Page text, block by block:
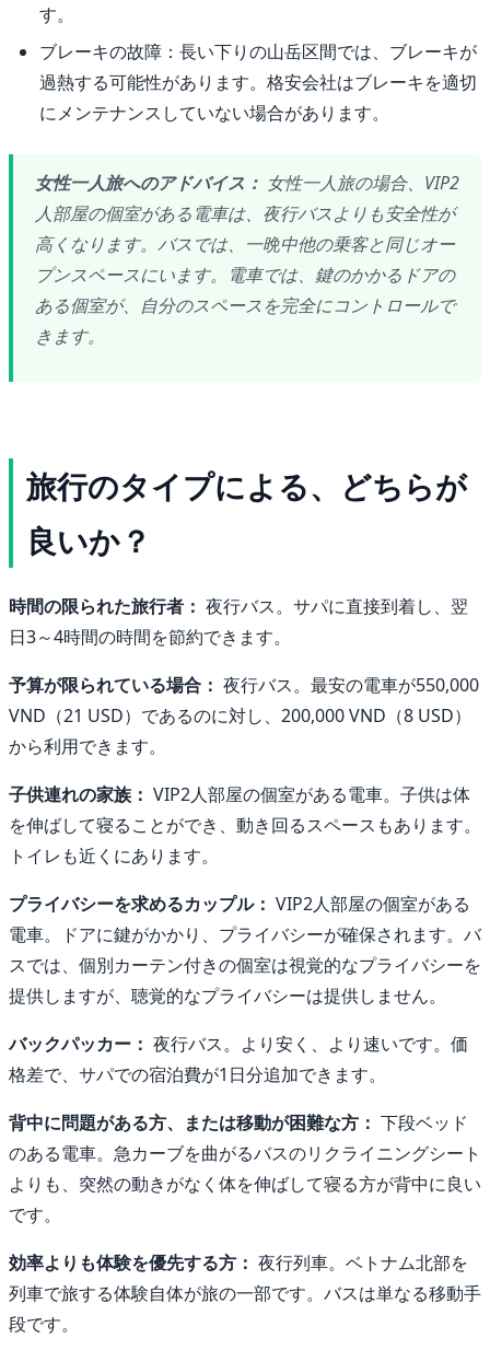
す。
ブレーキの故障：長い下りの山岳区間では、ブレーキが
過熱する可能性があります。格安会社はブレーキを適切
にメンテナンスしていない場合があります。
女性一人旅へのアドバイス： 女性一人旅の場合、VIP2
人部屋の個室がある電車は、夜行バスよりも安全性が
高くなります。バスでは、一晩中他の乗客と同じオー
プンスペースにいます。電車では、鍵のかかるドアの
ある個室が、自分のスペースを完全にコントロールで
きます。
旅行のタイプによる、どちらが
良いか？
時間の限られた旅行者： 夜行バス。サパに直接到着し、翌
日3～4時間の時間を節約できます。
予算が限られている場合： 夜行バス。最安の電車が550,000
VND（21 USD）であるのに対し、200,000 VND（8 USD）
から利用できます。
子供連れの家族： VIP2人部屋の個室がある電車。子供は体
を伸ばして寝ることができ、動き回るスペースもあります。
トイレも近くにあります。
プライバシーを求めるカップル： VIP2人部屋の個室がある
電車。ドアに鍵がかかり、プライバシーが確保されます。バ
スでは、個別カーテン付きの個室は視覚的なプライバシーを
提供しますが、聴覚的なプライバシーは提供しません。
バックパッカー： 夜行バス。より安く、より速いです。価
格差で、サパでの宿泊費が1日分追加できます。
背中に問題がある方、または移動が困難な方： 下段ベッド
のある電車。急カーブを曲がるバスのリクライニングシート
よりも、突然の動きがなく体を伸ばして寝る方が背中に良い
です。
効率よりも体験を優先する方： 夜行列車。ベトナム北部を
列車で旅する体験自体が旅の一部です。バスは単なる移動手
段です。